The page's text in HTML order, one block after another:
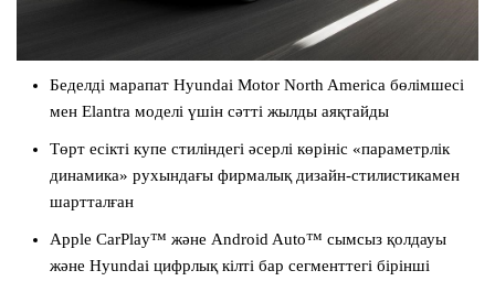
Беделді марапат Hyundai Motor North America бөлімшесі
мен Elantra моделі үшін сәтті жылды аяқтайды
Төрт есікті купе стиліндегі әсерлі көрініс «параметрлік
динамика» рухындағы фирмалық дизайн-стилистикамен
шартталған
Apple CarPlay™ және Android Auto™ сымсыз қолдауы
және Hyundai цифрлық кілті бар сегменттегі бірінші